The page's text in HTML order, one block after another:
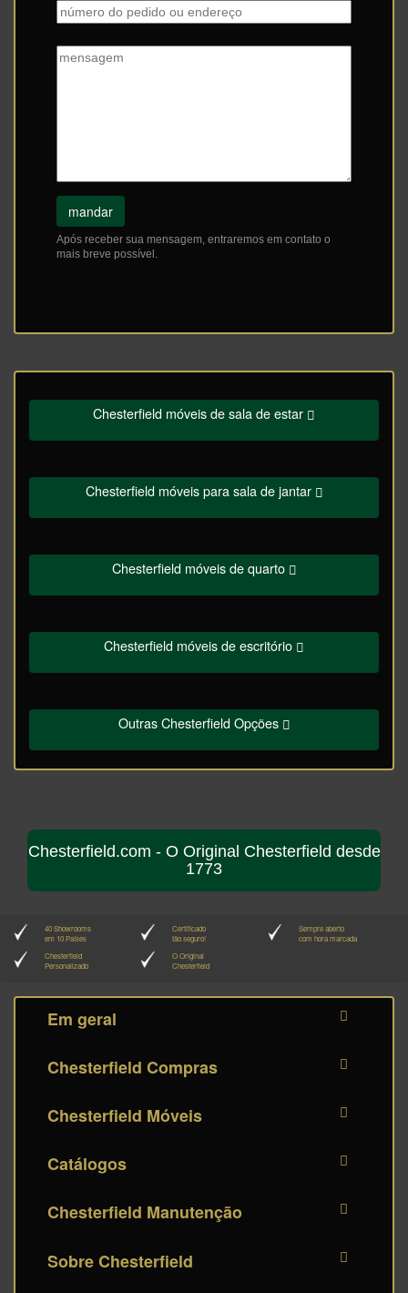
mandar
Após receber sua mensagem, entraremos em contato o
mais breve possível.
Chesterfield móveis de sala de estar
Chesterfield móveis para sala de jantar
Chesterfield móveis de quarto
Chesterfield móveis de escritório
Outras Chesterfield Opções
Chesterfield.com - O Original Chesterfield desde
1773
40 Showrooms
em 10 Países
Certificado
tão seguro!
Sempre aberto
com hora marcada
Chesterfield
Personalizado
O Original
Chesterfield
Em geral
Chesterfield Compras
Chesterfield Móveis
Catálogos
Chesterfield Manutenção
Sobre Chesterfield